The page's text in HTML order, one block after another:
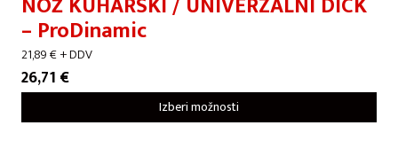
– ProDinamic
21,89€+ DDV
26,71 €
Izberi možnosti